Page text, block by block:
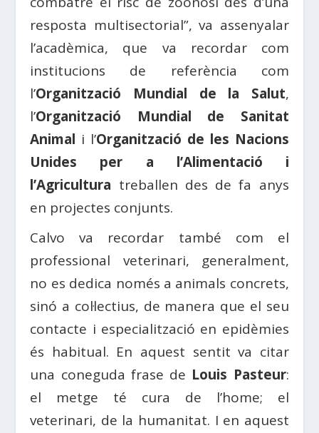
resposta multisectorial”, va assenyalar
l’acadèmica, que va recordar com
institucions de referència com
l’Organització Mundial de la Salut,
l’Organització Mundial de Sanitat
Animal i l’Organització de les Nacions
Unides per a l’Alimentació i
l’Agricultura treballen des de fa anys
en projectes conjunts.
Calvo va recordar també com el
professional veterinari, generalment,
no es dedica només a animals concrets,
sinó a col·lectius, de manera que el seu
contacte i especialització en epidèmies
és habitual. En aquest sentit va citar
una coneguda frase de Louis Pasteur:
el metge té cura de l’home; el
veterinari, de la humanitat. I en aquest